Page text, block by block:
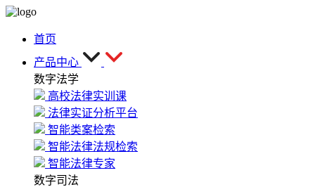
首页
产品中心
数字法学
高校法律实训课
法律实证分析平台
智能类案检索
智能法律法规检索
智能法律专家
数字司法